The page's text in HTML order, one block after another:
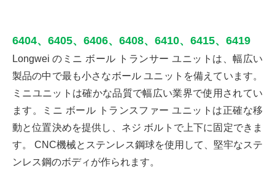
6404、6405、6406、6408、6410、6415、6419
Longwei のミニ ボール トランサー ユニットは、幅広い
製品の中で最も小さなボール ユニットを備えています。
ミニユニットは確かな品質で幅広い業界で使用されてい
ます。ミニ ボール トランスファー ユニットは正確な移
動と位置決めを提供し、ネジ ボルトで上下に固定できま
す。 CNC機械とステンレス鋼球を使用して、堅牢なステ
ンレス鋼のボディが作られます。